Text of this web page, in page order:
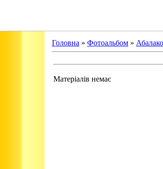
Головна » Фотоальбом »
Матеріалів немає